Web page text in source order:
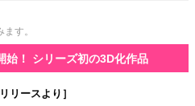
す。
始！ シリーズ初の3D化作品
リースより］